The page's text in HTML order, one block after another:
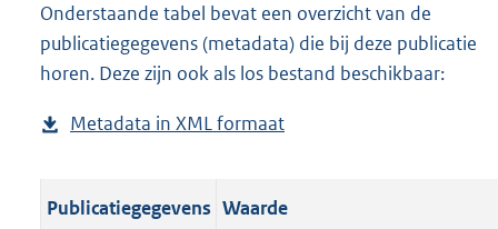
n
l
o
a
p
b
a
n
d
g
o
Onderstaande tabel bevat een overzicht van de
publicatiegegevens (metadata) die bij deze publicatie
horen. Deze zijn ook als los bestand beschikbaar:
Metadata in XML formaat
t
Publicatiegegevens Waarde